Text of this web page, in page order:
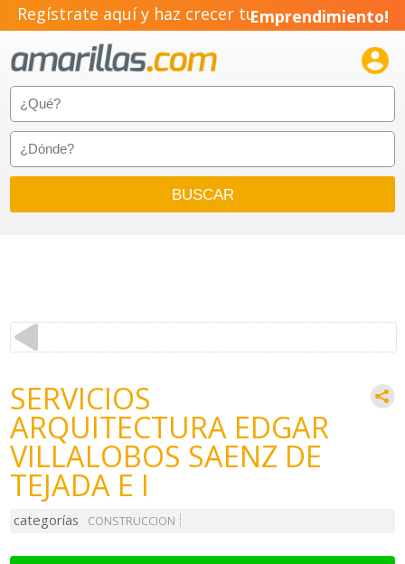
Regístrate aquí y haz crecer tuEmprendimiento!

SERVICIOS
ARQUITECTURA EDGAR
VILLALOBOS SAENZ DE
TEJADA E I
categorías CONSTRUCCION